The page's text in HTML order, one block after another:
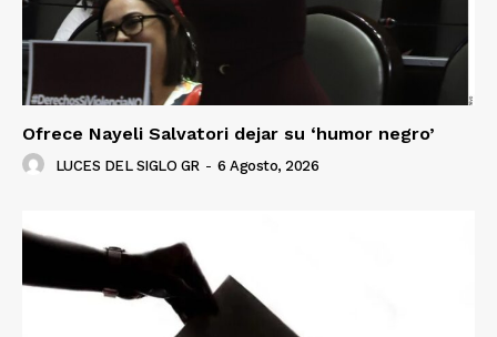
Ofrece Nayeli Salvatori dejar su ‘humor negro’
LUCES DEL SIGLO GR - 6 Agosto, 2026